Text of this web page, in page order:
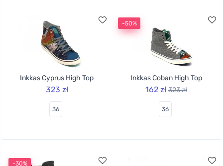
Inkkas Cyprus High Top
323 zł
36
-50%
Inkkas Coban High Top
162 zł 323 zł
36
-30%